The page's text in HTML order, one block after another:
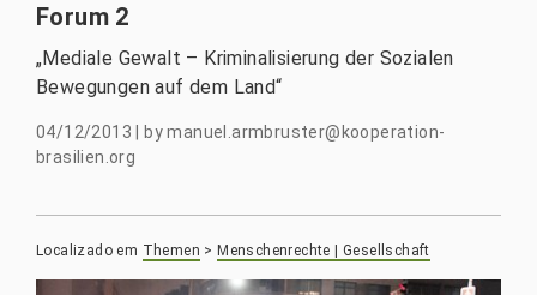
Forum 2
„Mediale Gewalt – Kriminalisierung der Sozialen
Bewegungen auf dem Land“
04/12/2013|bymanuel.armbruster@kooperation-
brasilien.org
Localizado em Themen >Menschenrechte | Gesellschaft